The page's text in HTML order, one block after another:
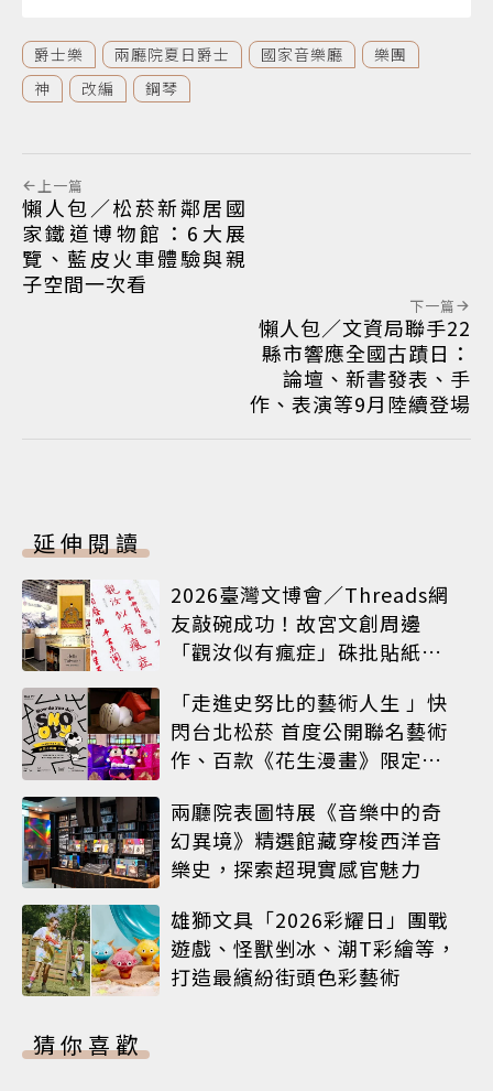
爵士樂 兩廳院夏日爵士 國家音樂廳
樂團
神
改編 鋼琴
上一篇
懶人包／松菸新鄰居國
家鐵道博物館：6大展
覽、藍皮火車體驗與親
子空間一次看
下一篇
懶人包／文資局聯手22
縣市響應全國古蹟日：
論壇、新書發表、手
作、表演等9月陸續登場
延伸閱讀
2026臺灣文博會／Threads網
友敲碗成功！故宮文創周邊
「觀汝似有瘋症」硃批貼紙搶
「走進史努比的藝術人生 」快
閃台北松菸 首度公開聯名藝術
作、百款《花生漫畫》限定商
兩廳院表圖特展《音樂中的奇
幻異境》精選館藏穿梭西洋音
樂史，探索超現實感官魅力
雄獅文具「2026彩耀日」團戰
遊戲、怪獸剉冰、潮T彩繪等，
打造最繽紛街頭色彩藝術
猜你喜歡